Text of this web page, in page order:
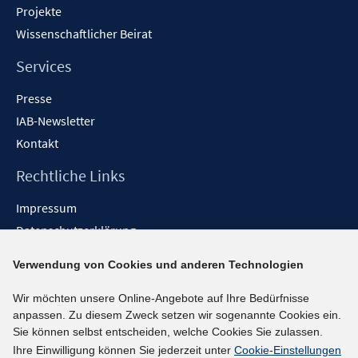
Projekte
Wissenschaftlicher Beirat
Services
Presse
IAB-Newsletter
Kontakt
Rechtliche Links
Impressum
Datenschutzerklärung
Barrieren melden
Social-Media-Kanäle
BlueSky
Verwendung von Cookies und anderen Technologien
Wir möchten unsere Online-Angebote auf Ihre Bedürfnisse
anpassen. Zu diesem Zweck setzen wir sogenannte Cookies ein.
Sie können selbst entscheiden, welche Cookies Sie zulassen.
Ihre Einwilligung können Sie jederzeit unter Cookie-Einstellungen